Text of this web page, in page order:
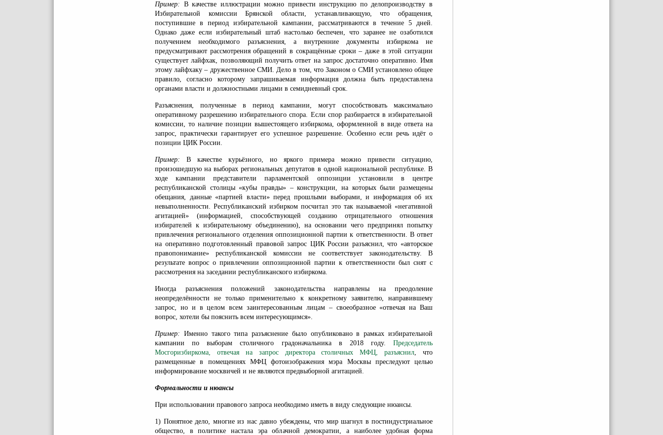
Пример: В качестве иллюстрации можно привести инструкцию по делопроизводству в
Избирательной комиссии Брянской области, устанавливающую, что обращения,
поступившие в период избирательной кампании, рассматриваются в течение 5 дней.
Однако даже если избирательный штаб настолько беспечен, что заранее не озаботился
получением необходимого разъяснения, а внутренние документы избиркома не
предусматривают рассмотрения обращений в сокращённые сроки – даже в этой ситуации
существует лайфхак, позволяющий получить ответ на запрос достаточно оперативно. Имя
этому лайфхаку – дружественное СМИ. Дело в том, что Законом о СМИ установлено общее
правило, согласно которому запрашиваемая информация должна быть предоставлена
органами власти и должностными лицами в семидневный срок.
Разъяснения, полученные в период кампании, могут способствовать максимально
оперативному разрешению избирательного спора. Если спор разбирается в избирательной
комиссии, то наличие позиции вышестоящего избиркома, оформленной в виде ответа на
запрос, практически гарантирует его успешное разрешение. Особенно если речь идёт о
позиции ЦИК России.
Пример: В качестве курьёзного, но яркого примера можно привести ситуацию,
произошедшую на выборах региональных депутатов в одной национальной республике. В
ходе кампании представители парламентской оппозиции установили в центре
республиканской столицы «кубы правды» – конструкции, на которых были размещены
обещания, данные «партией власти» перед прошлыми выборами, и информация об их
невыполненности. Республиканский избирком посчитал это так называемой «негативной
агитацией» (информацией, способствующей созданию отрицательного отношения
избирателей к избирательному объединению), на основании чего предпринял попытку
привлечения регионального отделения оппозиционной партии к ответственности. В ответ
на оперативно подготовленный правовой запрос ЦИК России разъяснил, что «авторское
правопонимание» республиканской комиссии не соответствует законодательству. В
результате вопрос о привлечении оппозиционной партии к ответственности был снят с
рассмотрения на заседании республиканского избиркома.
Иногда разъяснения положений законодательства направлены на преодоление
неопределённости не только применительно к конкретному заявителю, направившему
запрос, но и в целом всем заинтересованным лицам – своеобразное «отвечая на Ваш
вопрос, хотели бы пояснить всем интересующимся».
Пример: Именно такого типа разъяснение было опубликовано в рамках избирательной
кампании по выборам столичного градоначальника в 2018 году. Председатель
Мосгоризбиркома, отвечая на запрос директора столичных МФЦ, разъяснил, что
размещенные в помещениях МФЦ фотоизображения мэра Москвы преследуют целью
информирование москвичей и не являются предвыборной агитацией.
Формальности и нюансы
При использовании правового запроса необходимо иметь в виду следующие нюансы.
1) Понятное дело, многие из нас давно убеждены, что мир шагнул в постиндустриальное
общество, в политике настала эра облачной демократии, а наиболее удобная форма